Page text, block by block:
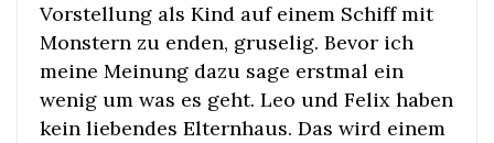
Vorstellung als Kind auf einem Schiff mit
Monstern zu enden, gruselig. Bevor ich
meine Meinung dazu sage erstmal ein
wenig um was es geht. Leo und Felix haben
kein liebendes Elternhaus. Das wird einem